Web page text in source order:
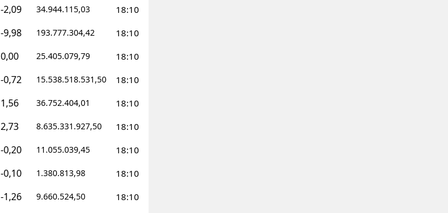
-2,09 34.944.115,03 18:10
-9,98 193.777.304,42 18:10
0,00 25.405.079,79 18:10
-0,72 15.538.518.531,50 18:10
1,56 36.752.404,01 18:10
2,73 8.635.331.927,50 18:10
-0,20 11.055.039,45 18:10
-0,10 1.380.813,98 18:10
-1,26 9.660.524,50 18:10